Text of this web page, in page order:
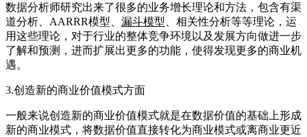
数据分析师研究出来了很多的业务增长理论和方法，包含有渠
道分析、AARRR模型、 漏斗模型 、相关性分析等等理论，运
用这些理论，对于行业的整体竞争环境以及发展方向做进一步
了解和预测，进而扩展出更多的功能，使得发现更多的商业机
遇。
3.创造新的商业价值模式方面
一般来说创造新的商业价值模式就是在数据价值的基础上形成
新的商业模式，将数据价值直接转化为商业模式或离商业更近